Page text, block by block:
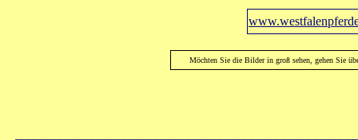
Möchten Sie die Bilder in groß sehen, gehen Sie